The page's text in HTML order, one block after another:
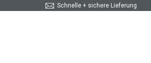
Schnelle + sichere Lieferung